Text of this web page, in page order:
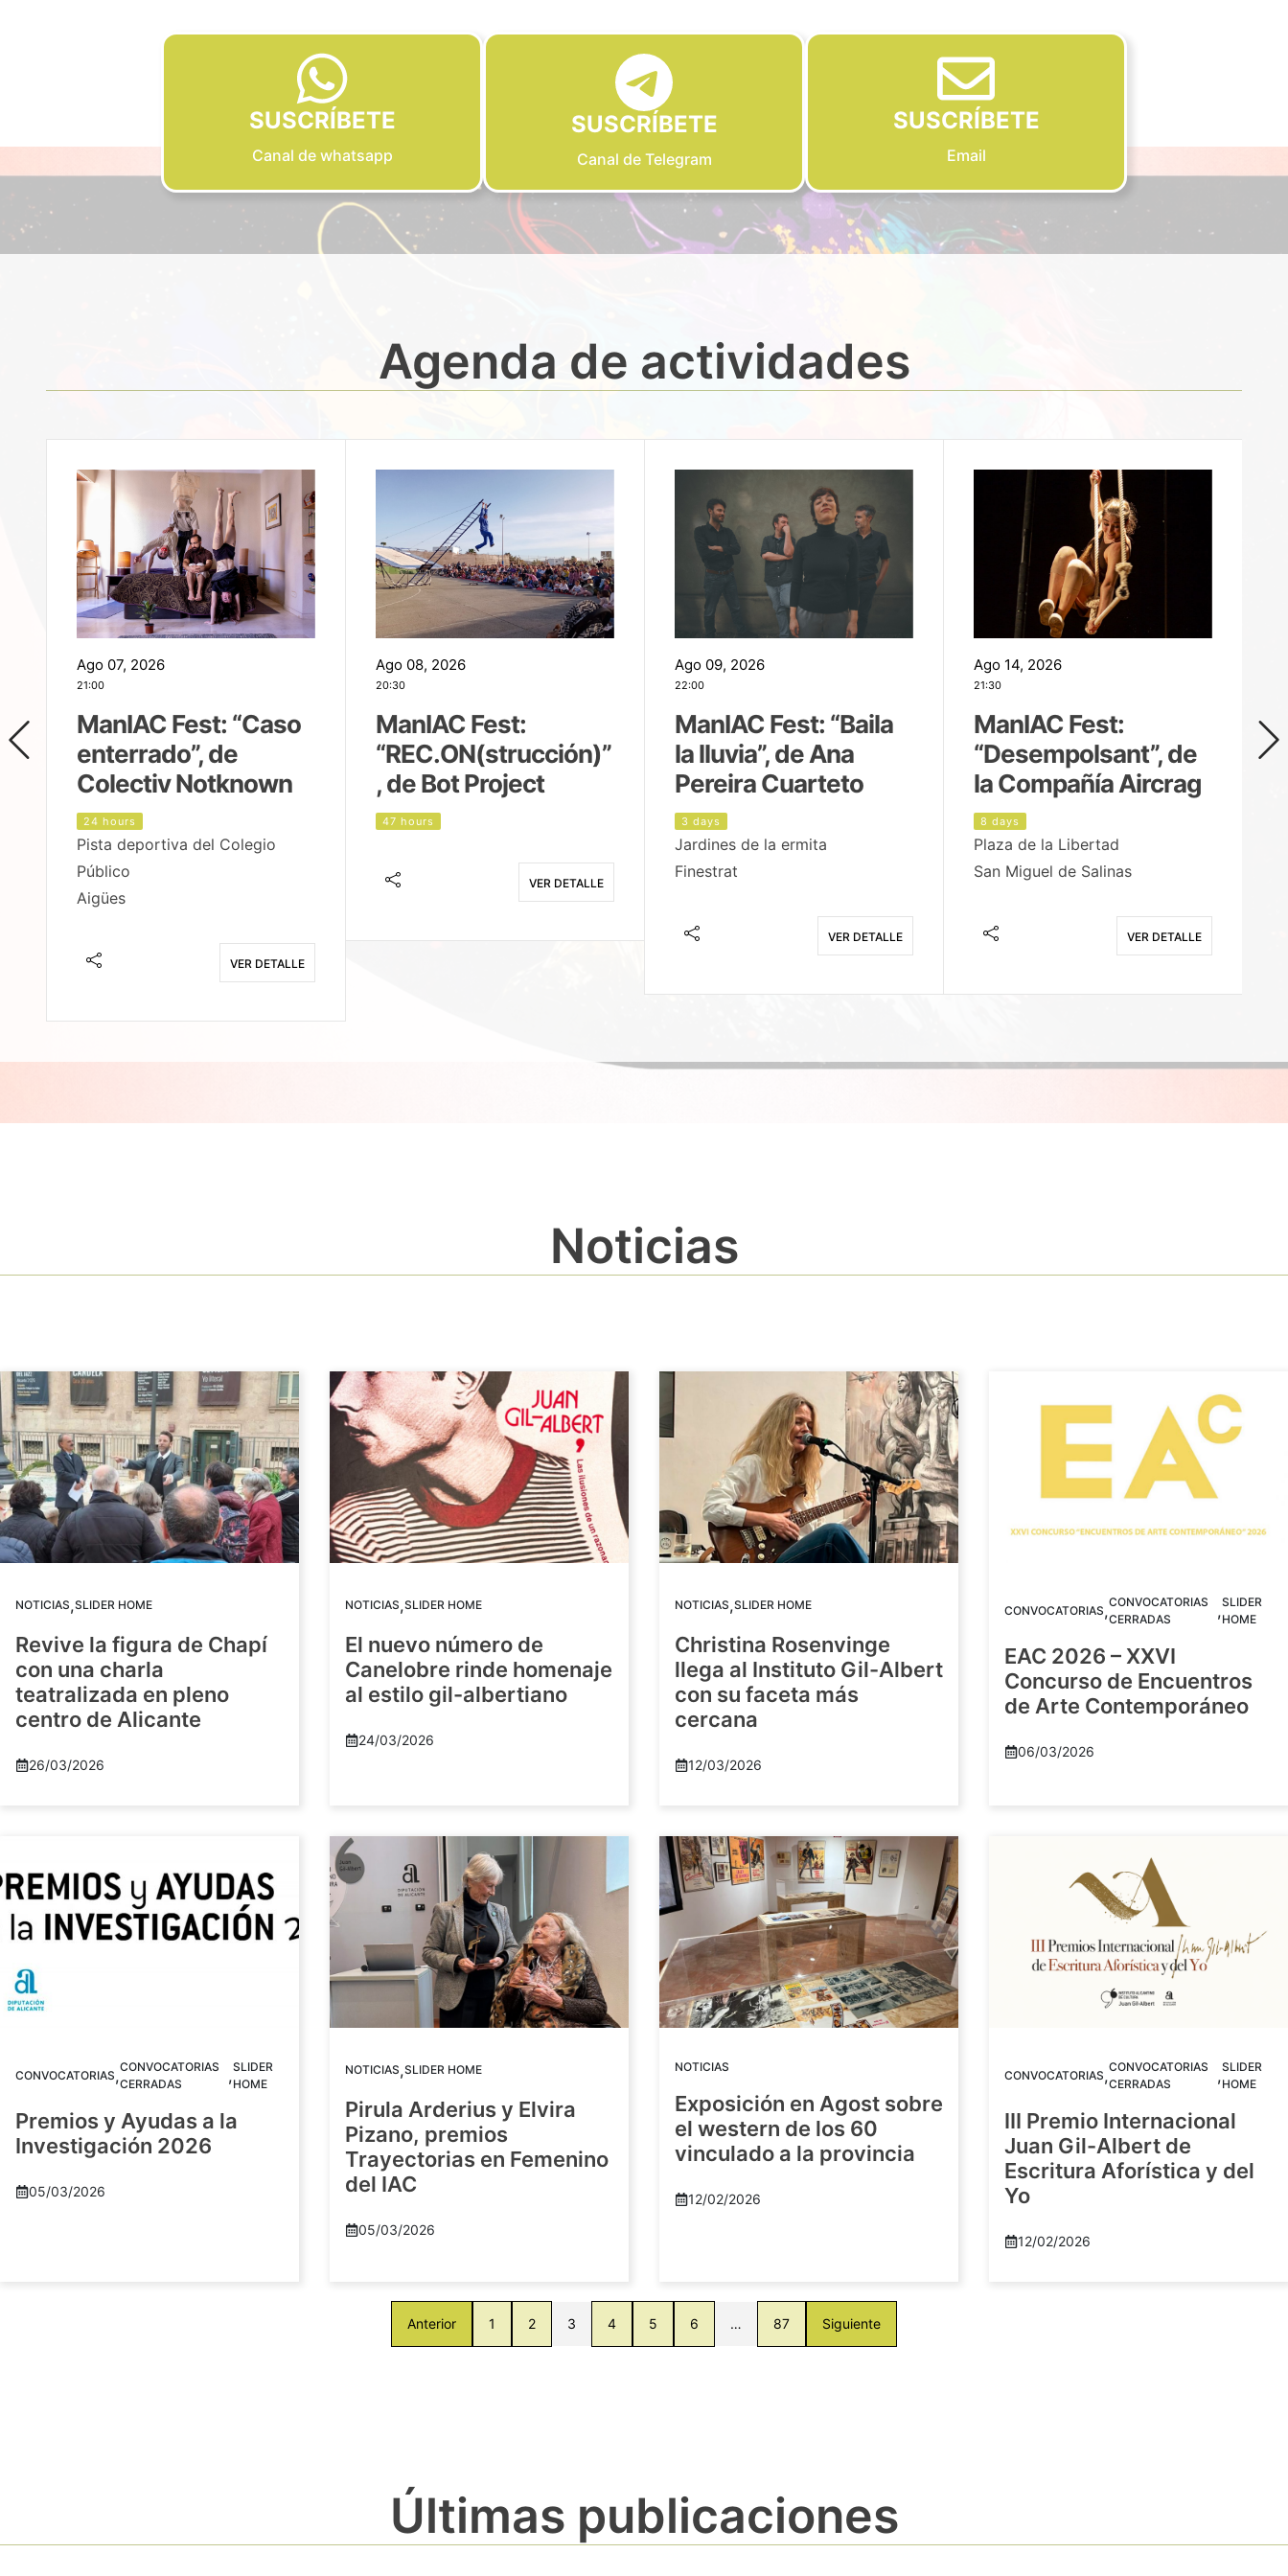
SUSCRÍBETE
Canal de whatsapp
SUSCRÍBETE
Canal de Telegram
SUSCRÍBETE
Email
Agenda de actividades
Ago 07, 2026
21:00
ManIAC Fest: “Caso
enterrado”, de
Colectiv Notknown
24 hours
Pista deportiva del Colegio
Público
Aigües
VER DETALLE
Ago 08, 2026
20:30
ManIAC Fest:
“REC.ON(strucción)”
, de Bot Project
47 hours
VER DETALLE
Ago 09, 2026
22:00
ManIAC Fest: “Baila
la lluvia”, de Ana
Pereira Cuarteto
3 days
Jardines de la ermita
Finestrat
VER DETALLE
Ago 14, 2026
21:30
ManIAC Fest:
“Desempolsant”, de
la Compañía Aircrag
8 days
Plaza de la Libertad
San Miguel de Salinas
VER DETALLE
Noticias
NOTICIAS,SLIDER HOME
Revive la figura de Chapí
con una charla
teatralizada en pleno
centro de Alicante
26/03/2026
NOTICIAS,SLIDER HOME
El nuevo número de
Canelobre rinde homenaje
al estilo gil-albertiano
24/03/2026
NOTICIAS,SLIDER HOME
Christina Rosenvinge
llega al Instituto Gil-Albert
con su faceta más
cercana
12/03/2026
CONVOCATORIAS,CONVOCATORIAS
CERRADAS
,SLIDER
HOME
EAC 2026 – XXVI
Concurso de Encuentros
de Arte Contemporáneo
06/03/2026
CONVOCATORIAS,CONVOCATORIAS
CERRADAS
,SLIDER
HOME
Premios y Ayudas a la
Investigación 2026
05/03/2026
NOTICIAS,SLIDER HOME
Pirula Arderius y Elvira
Pizano, premios
Trayectorias en Femenino
del IAC
05/03/2026
NOTICIAS
Exposición en Agost sobre
el western de los 60
vinculado a la provincia
12/02/2026
CONVOCATORIAS,CONVOCATORIAS
CERRADAS
,SLIDER
HOME
III Premio Internacional
Juan Gil-Albert de
Escritura Aforística y del
Yo
12/02/2026
Anterior 1 2 3 4 5 6 … 87 Siguiente
Últimas publicaciones